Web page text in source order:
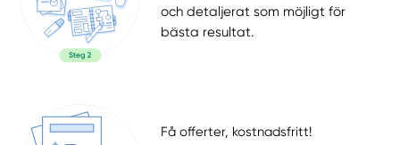
och detaljerat som möjligt för
bästa resultat.
Få offerter, kostnadsfritt!